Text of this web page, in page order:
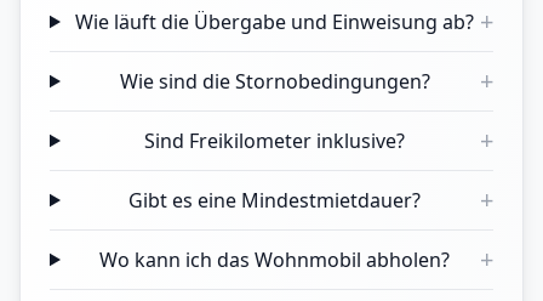
Wie läuft die Übergabe und Einweisung ab? +
Wie sind die Stornobedingungen? +
Sind Freikilometer inklusive? +
Gibt es eine Mindestmietdauer? +
Wo kann ich das Wohnmobil abholen? +